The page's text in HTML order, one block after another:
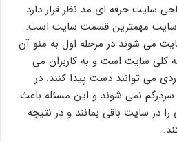
سایت حرفه ای مد نظر قرار دارد
مهمترین قسمت سایت است.
می شوند در مرحله اول به منو آن
کلی سایت است و به کاربران می
می توانند دست پیدا کنند. در
سردرگم نمی شوند و این مسئله باعث
در سایت باقی بمانند و در نتیجه